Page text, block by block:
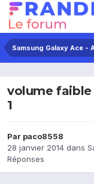
Samsung Galaxy Ace -
volume faible
1
Par paco8558
28 janvier 2014 dans
Réponses